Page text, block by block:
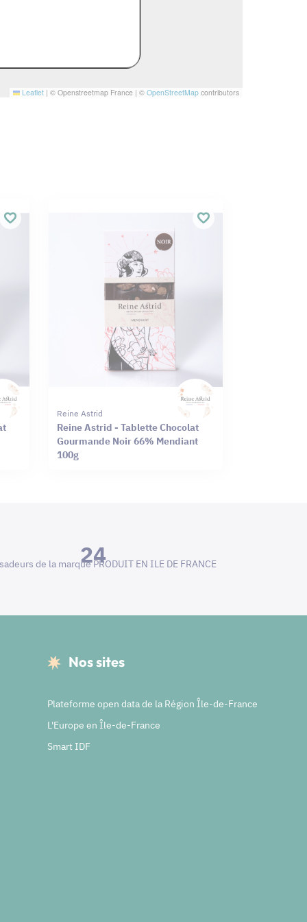
Leaflet | © Openstreetmap France | © OpenStreetMap contributors
Reine Astrid
Reine Astrid - Tablette Chocolat
Gourmande Noir 66% Mendiant
100g
24
de la marque PRODUIT EN ILE DE FRANCE
Nos sites
Plateforme open data de la Région Île-de-France
L'Europe en Île-de-France
Smart IDF